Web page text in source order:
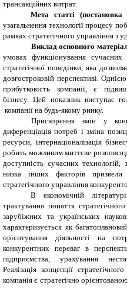
трансакційних витрат.
Мета статті
узагальнення технології процесу
рамках стратегічного управління з
Виклад основного
умовах функціонування сучасних
стратегічної поведінки, яка
довгостроковій перспективі.
прибутковість компанії, є
бізнесу.Цей показник виступає
компанії на будь-якому ринку.
Прискорення змін у
диференціація потреб і зміна
ресурси, інтернаціоналізація
робить можливим миттєве
доступність сучасних
низка інших факторів
стратегічного управління
В економічній
трактування поняття
зарубіжних та українських
характеризується як
орієнтування діяльності на
конкурентних переваг в
підприємства, урахування
Реалізація концепції
компанія є стратегічно